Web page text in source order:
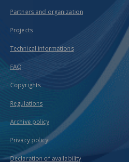
Partners and organization
Projects
Technical informations
FAQ
Copyrights
Regulations
Archive policy
Privacy policy
Declaration of availability